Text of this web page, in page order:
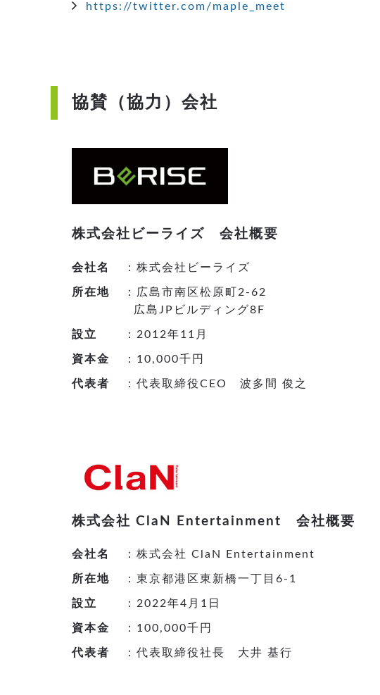
https://twitter.com/maple_meet
協賛（協力）会社
株式会社ビーライズ 会社概要
会社名 ：株式会社ビーライズ
所在地
：広島市南区松原町2-62
広島JPビルディング8F
設立 ：2012年11月
資本金 ：10,000千円
代表者 ：代表取締役CEO 波多間 俊之
株式会社 ClaN Entertainment 会社概要
会社名 ：株式会社 ClaN Entertainment
所在地 ：東京都港区東新橋一丁目6-1
設立 ：2022年4月1日
資本金 ：100,000千円
代表者 ：代表取締役社長 大井 基行